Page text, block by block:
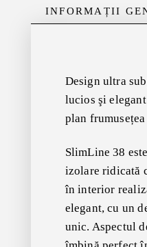
INFORMAȚII
Design ultra
lucios şi
plan
SlimLine 38
izolare ridicată
în interior
elegant, cu un
unic. Aspectul